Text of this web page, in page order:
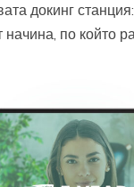
докинг
по който